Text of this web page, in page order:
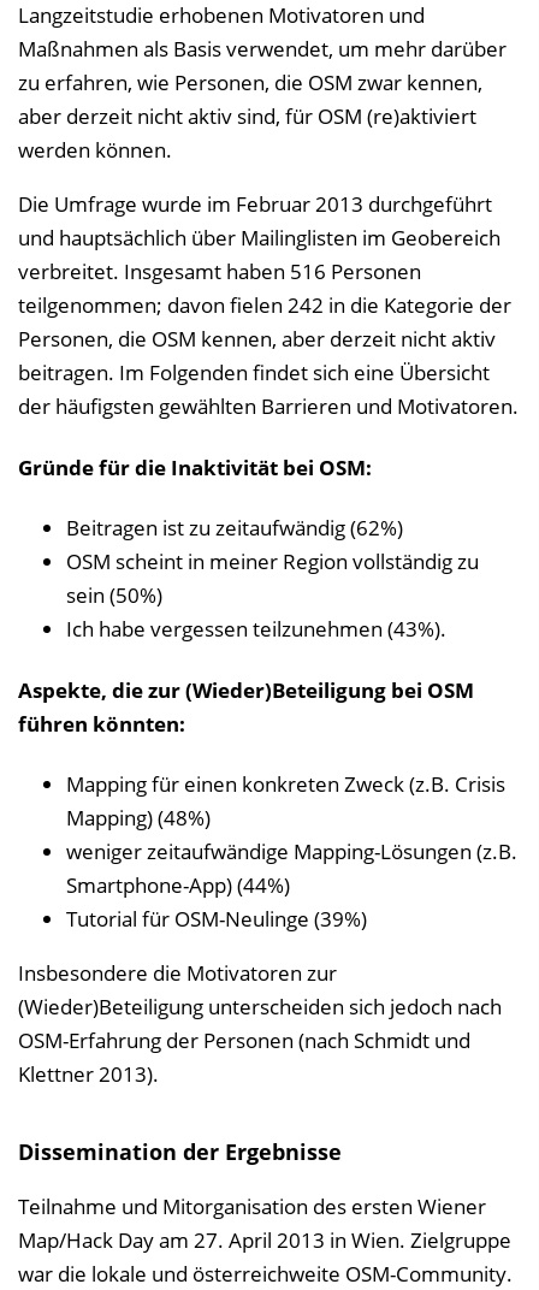
Langzeitstudie erhobenen Motivatoren und
Maßnahmen als Basis verwendet, um mehr darüber
zu erfahren, wie Personen, die OSM zwar kennen,
aber derzeit nicht aktiv sind, für OSM (re)aktiviert
werden können.
Die Umfrage wurde im Februar 2013 durchgeführt
und hauptsächlich über Mailinglisten im Geobereich
verbreitet. Insgesamt haben 516 Personen
teilgenommen; davon fielen 242 in die Kategorie der
Personen, die OSM kennen, aber derzeit nicht aktiv
beitragen. Im Folgenden findet sich eine Übersicht
der häufigsten gewählten Barrieren und Motivatoren.
Gründe für die Inaktivität bei OSM:
Beitragen ist zu zeitaufwändig (62%)
OSM scheint in meiner Region vollständig zu
sein (50%)
Ich habe vergessen teilzunehmen (43%).
Aspekte, die zur (Wieder)Beteiligung bei OSM
führen könnten:
Mapping für einen konkreten Zweck (z.B. Crisis
Mapping) (48%)
weniger zeitaufwändige Mapping-Lösungen (z.B.
Smartphone-App) (44%)
Tutorial für OSM-Neulinge (39%)
Insbesondere die Motivatoren zur
(Wieder)Beteiligung unterscheiden sich jedoch nach
OSM-Erfahrung der Personen (nach Schmidt und
Klettner 2013).
Dissemination der Ergebnisse
Teilnahme und Mitorganisation des ersten Wiener
Map/Hack Day am 27. April 2013 in Wien. Zielgruppe
war die lokale und österreichweite OSM-Community.